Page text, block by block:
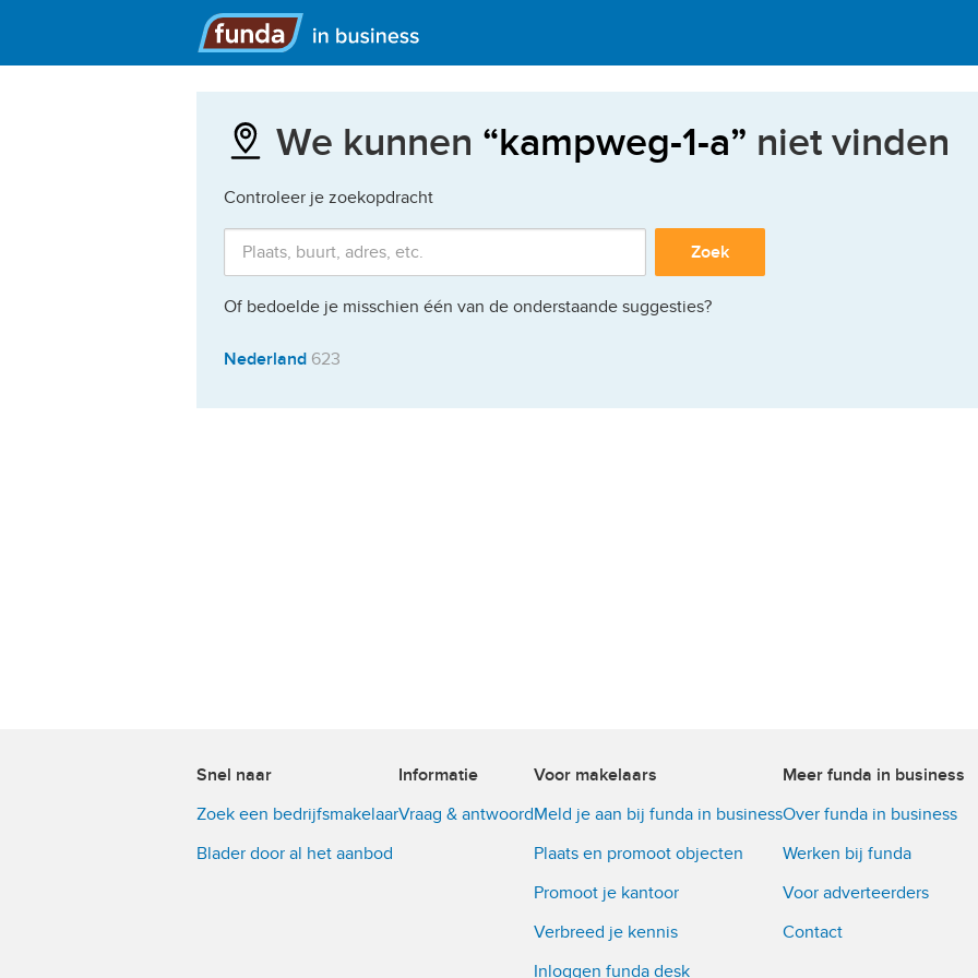
Hoofdmenu
We kunnen kampweg-1-a niet vinden
Controleer je zoekopdracht
Zoek
Of bedoelde je misschien één van de onderstaande suggesties?
Nederland 623
Snel naar
Zoek een bedrijfsmakelaar
Blader door al het aanbod
Informatie
Vraag & antwoord
Voor makelaars
Meld je aan bij funda in business
Plaats en promoot objecten
Promoot je kantoor
Verbreed je kennis
Inloggen funda desk
Meer funda in business
Over funda in business
Werken bij funda
Voor adverteerders
Contact